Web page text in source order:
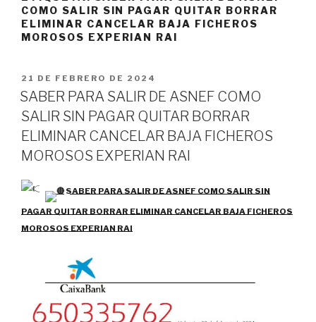
COMO SALIR SIN PAGAR QUITAR BORRAR
ELIMINAR CANCELAR BAJA FICHEROS
MOROSOS EXPERIAN RAI
PUBLICADO
EL
21 DE FEBRERO DE 2024
SABER PARA SALIR DE ASNEF COMO
SALIR SIN PAGAR QUITAR BORRAR
ELIMINAR CANCELAR BAJA FICHEROS
MOROSOS EXPERIAN RAI
SABER PARA SALIR DE ASNEF COMO SALIR SIN
PAGAR QUITAR BORRAR ELIMINAR CANCELAR BAJA FICHEROS
MOROSOS EXPERIAN RAI